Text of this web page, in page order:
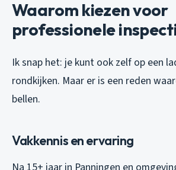
Waarom kiezen voor
professionele
Ik snap het: je kunt ook zelf op een
rondkijken. Maar er is een reden
bellen.
Vakkennis en ervaring